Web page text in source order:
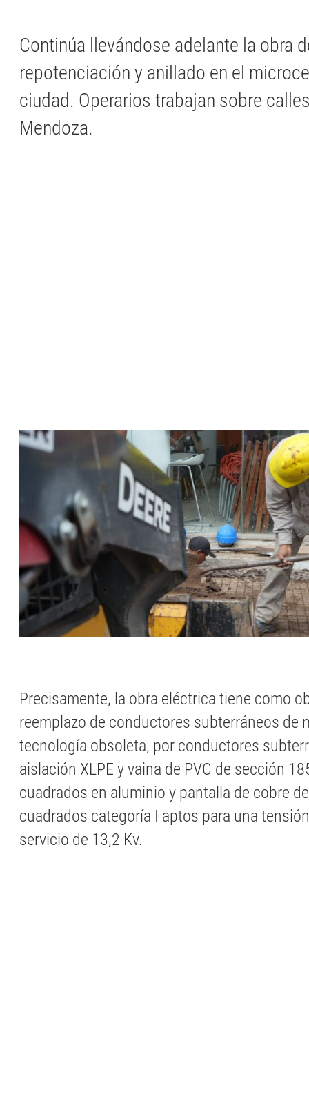
Continúa llevándose adelante la obra
repotenciación y anillado en el
ciudad. Operarios trabajan sobre
Mendoza.
Precisamente, la obra eléctrica tiene como
reemplazo de conductores subterráneos de
tecnología obsoleta, por conductores
aislación XLPE y vaina de PVC de sección
cuadrados en aluminio y pantalla de cobre
cuadrados categoría I aptos para una
servicio de 13,2 Kv.